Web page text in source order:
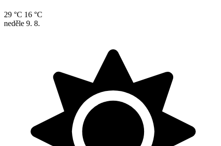
29 °C 16 °C
neděle 9. 8.